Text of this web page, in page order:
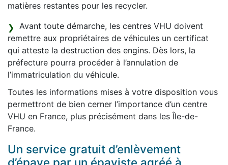
matières restantes pour les recycler.
Avant toute démarche, les centres VHU doivent
remettre aux propriétaires de véhicules un certificat
qui atteste la destruction des engins. Dès lors, la
préfecture pourra procéder à l’annulation de
l’immatriculation du véhicule.
Toutes les informations mises à votre disposition vous
permettront de bien cerner l’importance d’un centre
VHU en France, plus précisément dans les Île-de-
France.
Un service gratuit d’enlèvement